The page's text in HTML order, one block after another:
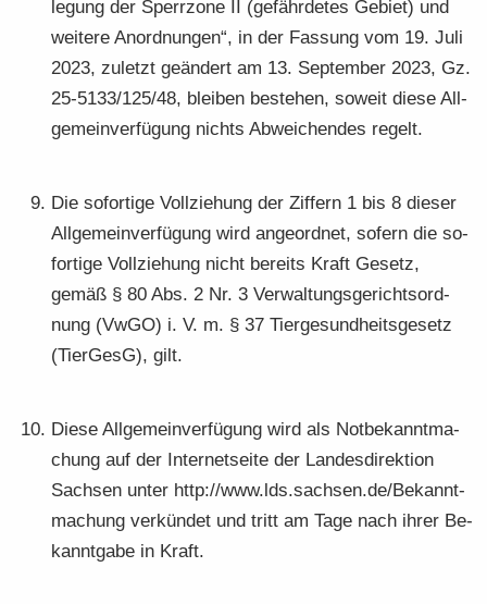
le­gung der Sperr­zo­ne II (ge­fähr­de­tes Ge­biet) und
wei­te­re An­ord­nun­gen“, in der Fas­sung vom 19. Juli
2023, zu­letzt ge­än­dert am 13. Sep­tem­ber 2023, Gz.
25-5133/125/48, blei­ben be­stehen, so­weit diese All­
ge­mein­ver­fü­gung nichts Ab­wei­chen­des re­gelt.
Die so­for­ti­ge Voll­zie­hung der Zif­fern 1 bis 8 die­ser
All­ge­mein­ver­fü­gung wird an­ge­ord­net, so­fern die so­
for­ti­ge Voll­zie­hung nicht be­reits Kraft Ge­setz,
gemäß § 80 Abs. 2 Nr. 3 Ver­wal­tungs­ge­richts­ord­
nung (VwGO) i. V. m. § 37 Tier­ge­sund­heits­ge­setz
(Tier­GesG), gilt.
Diese All­ge­mein­ver­fü­gung wird als Not­be­kannt­ma­
chung auf der In­ter­net­sei­te der Lan­des­di­rek­ti­on
Sach­sen unter http://www.lds.sach­sen.de/Be­kannt­
ma­chung ver­kün­det und tritt am Tage nach ihrer Be­
kannt­ga­be in Kraft.